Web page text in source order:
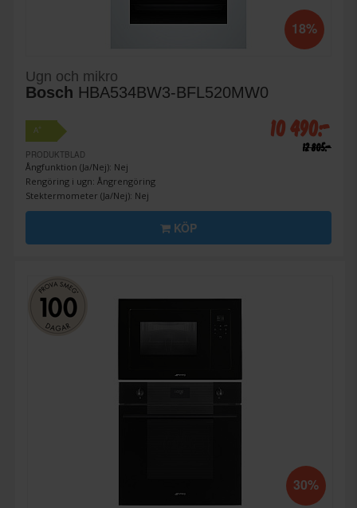
18%
Ugn och mikro
Bosch HBA534BW3-BFL520MW0
A+
PRODUKTBLAD
Ångfunktion (Ja/Nej): Nej
Rengöring i ugn: Ångrengöring
Stektermometer (Ja/Nej): Nej
10 490:-
12 805:-
KÖP
30%